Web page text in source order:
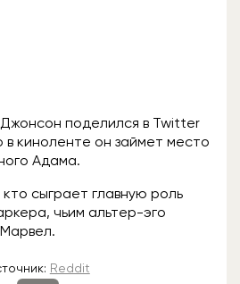
поделился в Twitter
киноленте он займет место
Адама.
сыграет главную роль
чьим альтер-эго
Reddit